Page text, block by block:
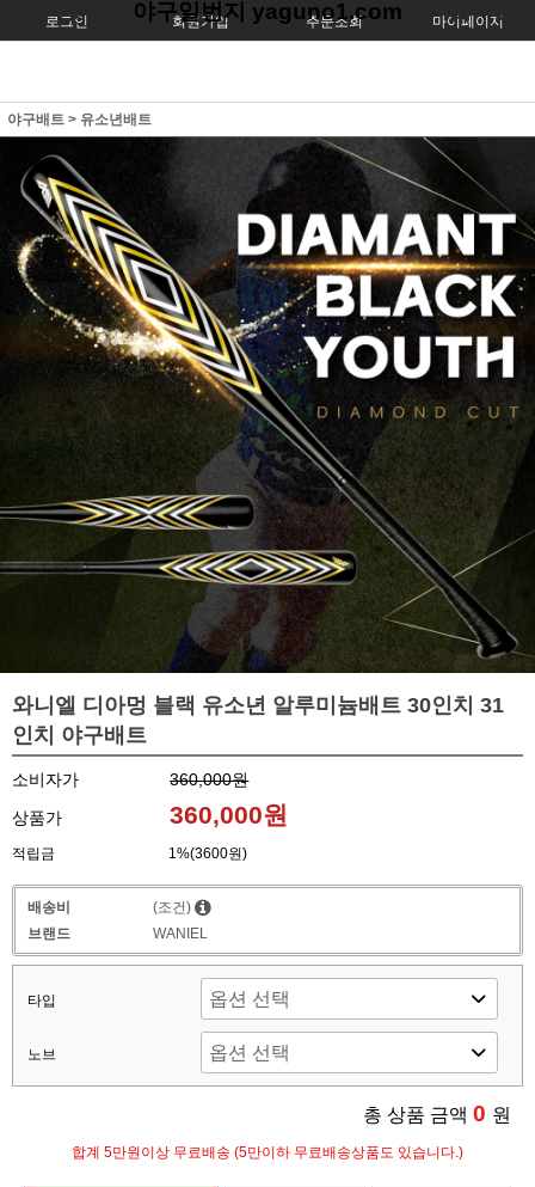
로그인 회원가입 주문조회 마이페이지
야구일번지 yaguno1.com
야구배트 > 유소년배트
와니엘 디아멍 블랙 유소년 알루미늄배트 30인치 31
인치 야구배트
소비자가
360,000원
상품가
360,000원
적립금 1%(3600원)
배송비
(조건)
브랜드
WANIEL
타입
노브
총 상품 금액 0 원
합계 5만원이상 무료배송 (5만이하 무료배송상품도 있습니다.)